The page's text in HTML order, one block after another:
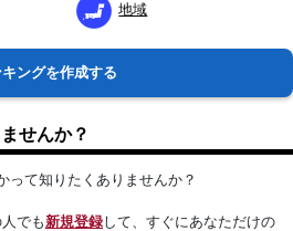
地域
ングを作成する
せんか？
って知りたくありませんか？
でも新規登録して、すぐにあなただけの